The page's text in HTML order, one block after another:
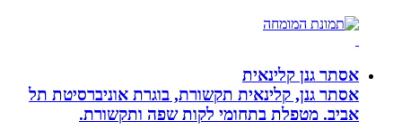
אסתר גנן קלינאית
אסתר גנן, קלינאית תקשורת, בוגרת אוניברסיטת תל
אביב. מטפלת בתחומי לקות שפה ותקשורת.